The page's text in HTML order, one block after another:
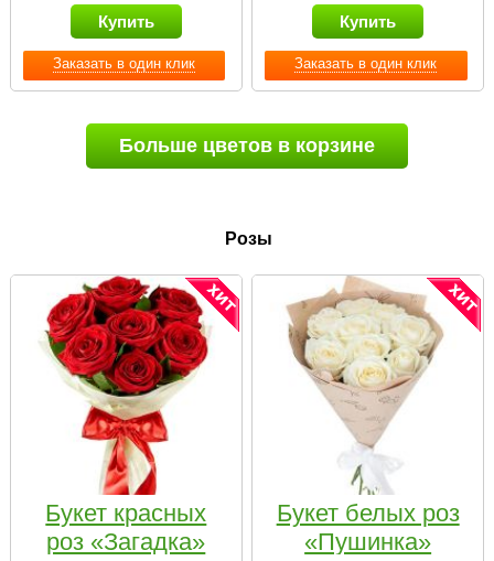
Заказать в один клик
Купить
Заказать в один клик
Купить
Больше цветов в корзине
Розы
Букет красных
роз «Загадка»
Букет белых роз
«Пушинка»